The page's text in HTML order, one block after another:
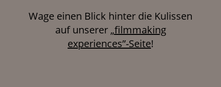
Wage einen Blick hinter die Kulissen
auf unserer„filmmaking
experiences”-Seite!